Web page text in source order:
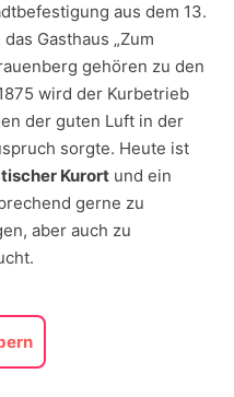
aus dem 13.
Gasthaus „Zum
gehören zu den
wird der Kurbetrieb
der guten Luft in der
sorgte. Heute ist
Kurort und ein
gerne zu
aber auch zu